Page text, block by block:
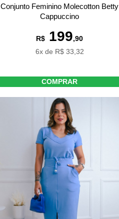
Conjunto Feminino Molecotton Betty
Cappuccino
R$ 199,90
6x de R$ 33,32
COMPRAR